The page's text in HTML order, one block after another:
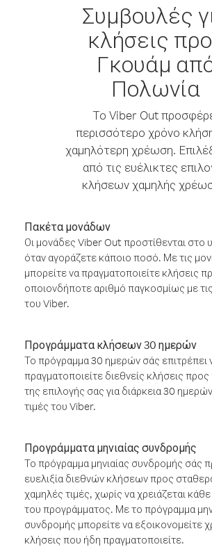
Συμβουλές
κλήσεις
Γκουάμ
Πολωνία
Το Viber Out
περισσότερο χρόνο
χαμηλότερη χρέωση.
από τις ευέλικτες
κλήσεων χαμηλής
Πακέτα μονάδων
Οι μονάδες Viber Out προστίθενται στο
όταν αγοράζετε κάποιο ποσό. Με τις
μπορείτε να πραγματοποιείτε κλήσεις
οποιονδήποτε αριθμό παγκοσμίως με
του Viber.
Προγράμματα κλήσεων 30 ημερών
Το πρόγραμμα 30 ημερών σάς επιτρέπει
πραγματοποιείτε διεθνείς κλήσεις
της επιλογής σας για διάρκεια 30
τιμές του Viber.
Προγράμματα μηνιαίας συνδρομής
Το πρόγραμμα μηνιαίας συνδρομής σάς
ευελιξία διεθνών κλήσεων προς
χαμηλές τιμές, χωρίς να χρειάζεται
του προγράμματος. Με το πρόγραμμα
συνδρομής μπορείτε να εξοικονομείτε
κλήσεις που ήδη πραγματοποιείτε.